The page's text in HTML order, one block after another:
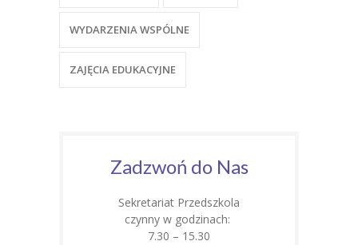
WYDARZENIA WSPÓLNE
ZAJĘCIA EDUKACYJNE
Zadzwoń do Nas
Sekretariat Przedszkola
czynny w godzinach:
7.30 – 15.30